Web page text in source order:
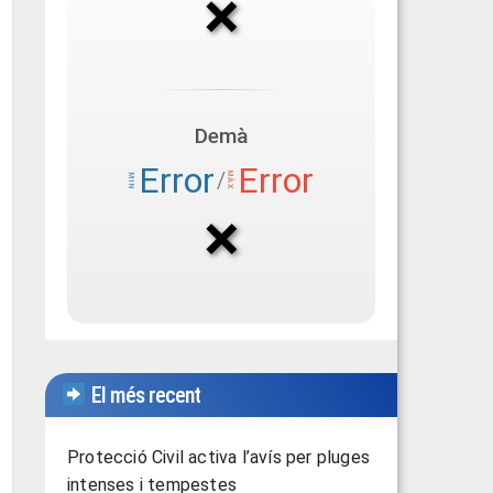
El més recent
Protecció Civil activa l’avís per pluges
intenses i tempestes